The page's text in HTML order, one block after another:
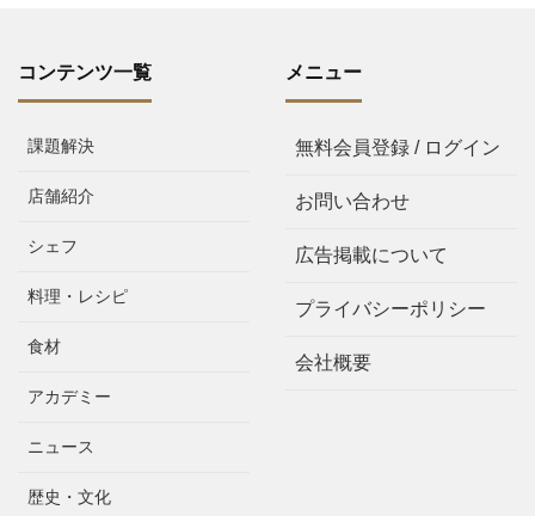
コンテンツ一覧
課題解決
店舗紹介
シェフ
料理・レシピ
食材
アカデミー
ニュース
歴史・文化
メニュー
無料会員登録 / ログイン
お問い合わせ
広告掲載について
プライバシーポリシー
会社概要